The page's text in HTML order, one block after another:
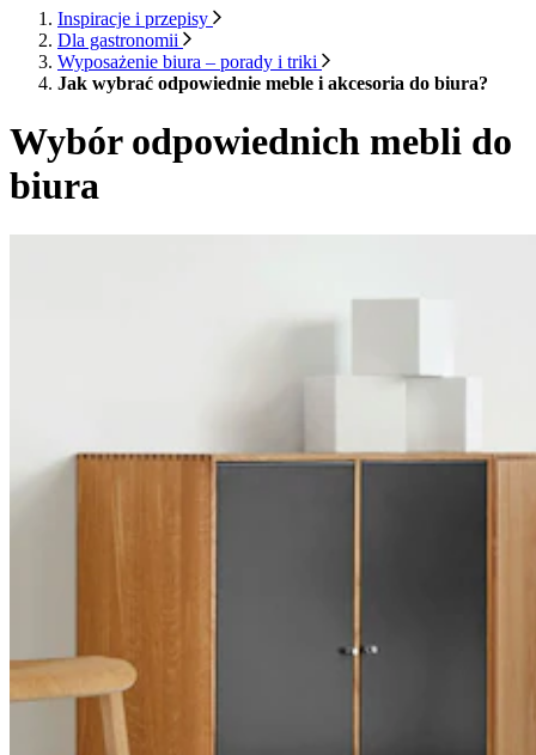
Inspiracje i przepisy
Dla gastronomii
Wyposażenie biura – porady i triki
Jak wybrać odpowiednie meble i akcesoria do biura?
Wybór odpowiednich mebli do
biura